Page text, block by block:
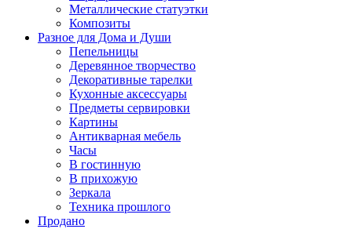
Металлические статуэтки
Композиты
Разное для Дома и Души
Пепельницы
Деревянное творчество
Декоративные тарелки
Кухонные аксессуары
Предметы сервировки
Картины
Антикварная мебель
Часы
В гостинную
В прихожую
Зеркала
Техника прошлого
Продано